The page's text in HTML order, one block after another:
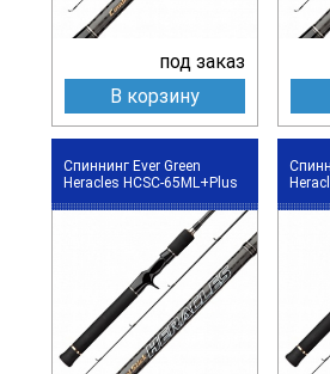
под заказ
В корзину
Спиннинг Ever Green
Heracles HCSC-65ML+Plus